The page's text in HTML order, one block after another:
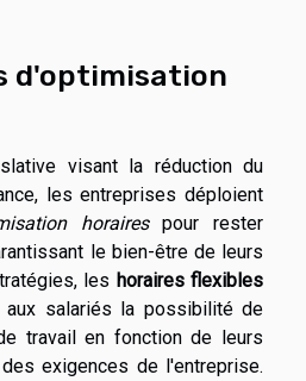
d'optimisation
visant la réduction du
les entreprises déploient
horairespour rester
le bien-être de leurs
les horaires flexibles
aux salariés la possibilité de
travail en fonction de leurs
exigences de l'entreprise.